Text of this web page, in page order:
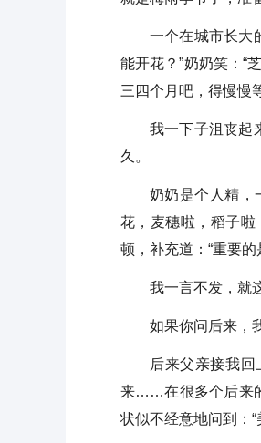
一个在城市长大
能开花？”奶奶笑：“
三四个月吧，得慢慢等
我一下子沮丧起
久。
奶奶是个人精，
花，麦穗啦，稻子啦
顿，补充道：“重要
我一言不发，就
如果你问后来，
后来父亲接我
来……在很多个后来
状似不经意地问到：